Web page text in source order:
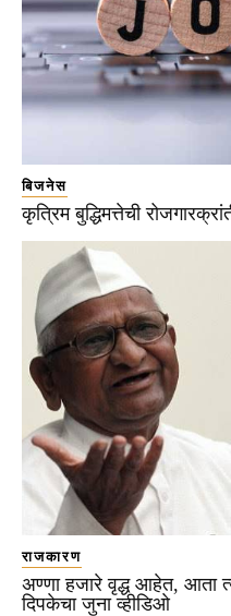
बिजनेस
कृत्रिम बुद्धिमत्तेची
राजकारण
अण्णा हजारे वृद्ध आहेत, आता
दिपकेचा जुना व्हीडिओ